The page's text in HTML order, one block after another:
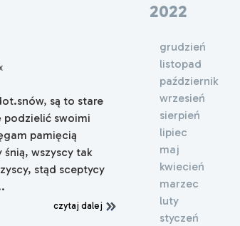
są to stare
podzielić swoimi
pamięcią
śnią, wszyscy tak
stąd sceptycy
czytaj dalej
2022
grudzień
listopad
październik
wrzesień
sierpień
lipiec
maj
kwiecień
marzec
luty
styczeń